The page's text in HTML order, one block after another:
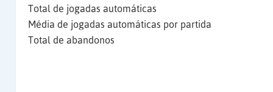
Total de jogadas automáticas
Média de jogadas automáticas por partida
Total de abandonos